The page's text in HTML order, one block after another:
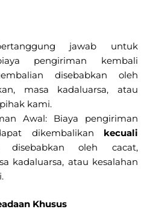
jawab untuk
pengiriman kembali
disebabkan oleh
masa kadaluarsa, atau
kami.
Awal: Biaya pengiriman
dikembalikan kecuali
disebabkan oleh cacat,
kadaluarsa, atau kesalahan
Khusus